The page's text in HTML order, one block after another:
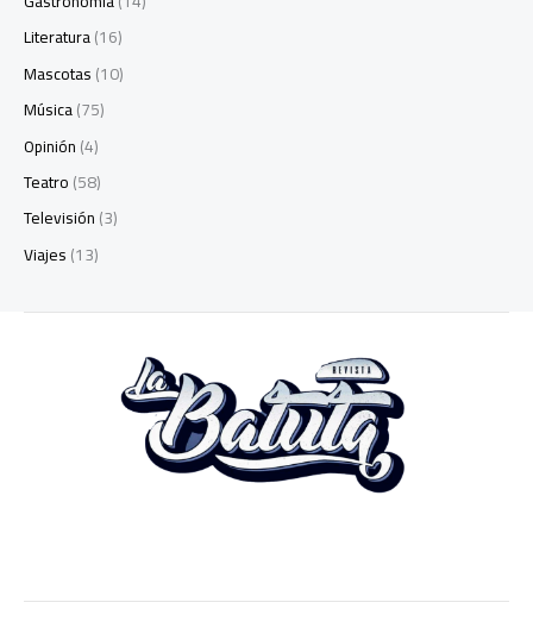
Literatura(16)
Mascotas(10)
Música(75)
Opinión(4)
Teatro(58)
Televisión(3)
Viajes(13)